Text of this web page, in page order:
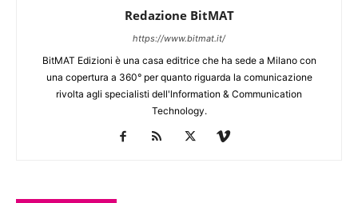
Redazione BitMAT
https://www.bitmat.it/
BitMAT Edizioni è una casa editrice che ha sede a Milano con
una copertura a 360° per quanto riguarda la comunicazione
rivolta agli specialisti dell'lnformation & Communication
Technology.